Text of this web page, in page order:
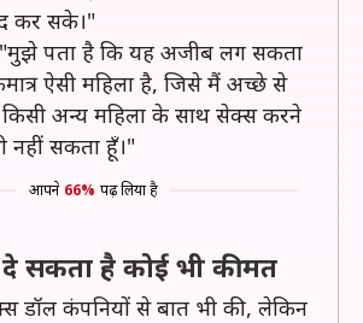
कर सके।"
पता है कि यह अजीब लग सकता
ऐसी महिला है, जिसे मैं अच्छे से
अन्य महिला के साथ सेक्स करने
नहीं सकता हूँ।"
आपने 66% पढ़ लिया है
सकता है कोई भी कीमत
डॉल कंपनियों से बात भी की, लेकिन